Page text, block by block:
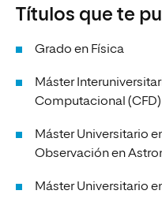
Títulos que te
Grado en Física
Máster
Computacional (CFD)
Máster Universitario
Observación en
Máster Universitario